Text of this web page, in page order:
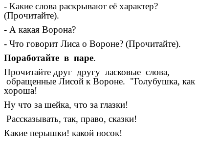
- Какие слова раскрывают её характер?
(Прочитайте).
- А какая Ворона?
- Что говорит Лиса о Вороне? (Прочитайте).
Поработайте в паре.
Прочитайте друг другу ласковые слова,
обращенные Лисой к Вороне. "Голубушка, как
хороша!
Ну что за шейка, что за глазки!
Рассказывать, так, право, сказки!
Какие перышки! какой носок!